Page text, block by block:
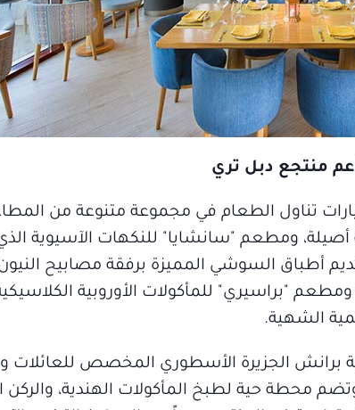
منتجع دبل تري
تناول الطعام في مجموعة متنوعة من
أصيلة، ومطعم "سانشايا" للنكهات الآسيوية
أطباق السوشي المميزة برفقة مصابيح
"براسيري" للمأكولات الأوروبية
الشهية.
برانش الجزيرة الأسطوري المخصص للعائلات
محطة حية لطبخ المأكولات الهندية، والركن